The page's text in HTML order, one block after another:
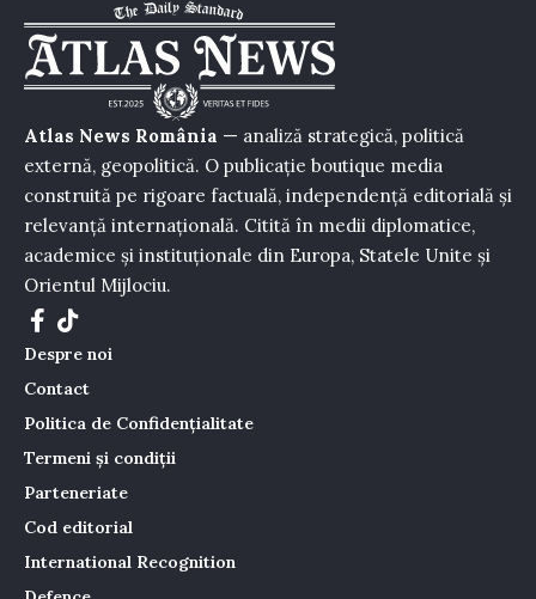
Atlas News România — analiză strategică, politică
externă, geopolitică. O publicație boutique media
construită pe rigoare factuală, independență editorială și
relevanță internațională. Citită în medii diplomatice,
academice și instituționale din Europa, Statele Unite și
Orientul Mijlociu.
Despre noi
Contact
Politica de Confidențialitate
Termeni și condiții
Parteneriate
Cod editorial
International Recognition